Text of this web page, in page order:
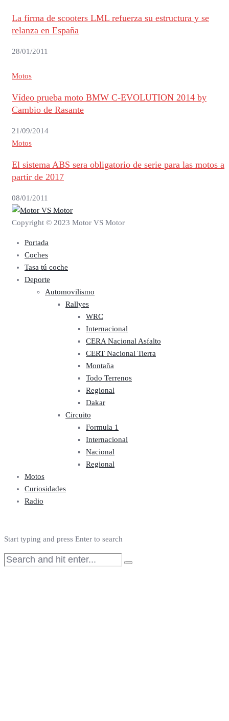
La firma de scooters LML refuerza su estructura y se
relanza en España
28/01/2011
Motos
Vídeo prueba moto BMW C-EVOLUTION 2014 by
Cambio de Rasante
21/09/2014
Motos
El sistema ABS sera obligatorio de serie para las motos a
partir de 2017
08/01/2011
Copyright © 2023 Motor VS Motor
Portada
Coches
Tasa tú coche
Deporte
Automovilismo
Rallyes
WRC
Internacional
CERA Nacional Asfalto
CERT Nacional Tierra
Montaña
Todo Terrenos
Regional
Dakar
Circuito
Formula 1
Internacional
Nacional
Regional
Motos
Curiosidades
Radio
Start typing and press Enter to search